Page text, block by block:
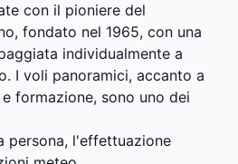
con il pioniere del
fondato nel 1965, con una
individualmente a
I voli panoramici, accanto a
formazione, sono uno dei
persona, l'effettuazione